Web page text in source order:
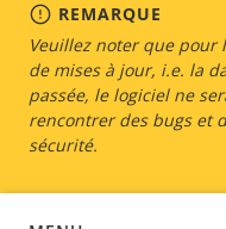
REMARQUE
Veuillez noter que
de mises à jour, i.e. la
passée, le logiciel ne
rencontrer des bugs et
sécurité.